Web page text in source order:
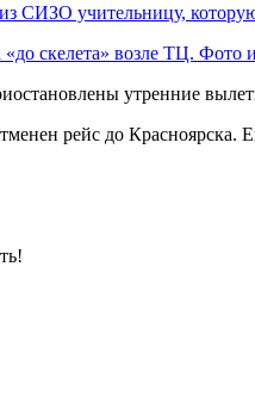
СИЗО учительницу,
«до скелета» возле ТЦ. Фото
утренние
рейс до Красноярска.